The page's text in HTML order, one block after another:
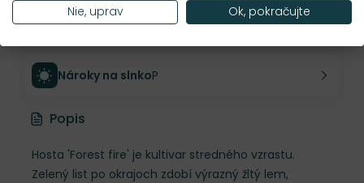
Hustota výsadby3 ks/m²
Nároky na slnkoP
Popis
Hosta 'Forest fire' je kultivar stredného vzrastu.
Zelený list po okrajoch zdobí výrazný žltý lem,
Nie, uprav Ok, pokračujte